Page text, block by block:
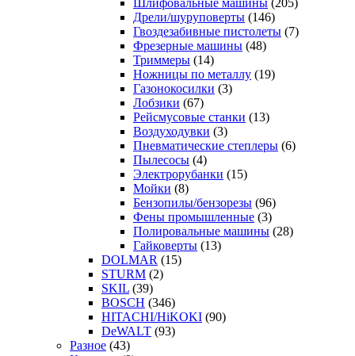
Шлифовальные машины (205)
Дрели/шуруповерты (146)
Гвоздезабивные пистолеты (7)
Фрезерные машины (48)
Триммеры (14)
Ножницы по металлу (19)
Газонокосилки (3)
Лобзики (67)
Рейсмусовые станки (13)
Воздуходувки (3)
Пневматические степлеры (6)
Пылесосы (4)
Электрорубанки (15)
Мойки (8)
Бензопилы/бензорезы (96)
Фены промышленные (3)
Полировальные машины (28)
Гайковерты (13)
DOLMAR (15)
STURM (2)
SKIL (39)
BOSCH (346)
HITACHI/HiKOKI (90)
DeWALT (93)
Разное (43)